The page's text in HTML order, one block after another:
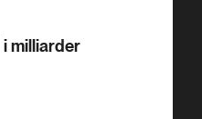
i milliarder